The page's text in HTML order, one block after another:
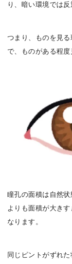
り、暗い環境では反
つまり、ものを見
で、ものがある程
瞳孔の面積は自然
よりも面積が大き
なります。
同じピントがずれ